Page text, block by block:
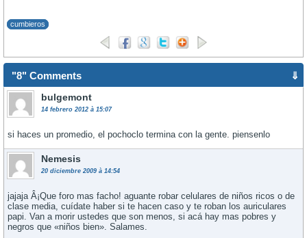
cumbieros
"8" Comments ⇓
bulgemont
14 febrero 2012 à 15:07
si haces un promedio, el pochoclo termina con la gente. piensenlo
Nemesis
20 diciembre 2009 à 14:54
jajaja Â¡Que foro mas facho! aguante robar celulares de niños ricos o de
clase media, cuí­date haber si te hacen caso y te roban los auriculares
papi. Van a morir ustedes que son menos, si acá hay mas pobres y
negros que «niños bien». Salames.